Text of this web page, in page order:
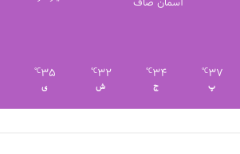
آسمان صاف
37
℃
پ
34
℃
ج
32
℃
ش
35
℃
ی